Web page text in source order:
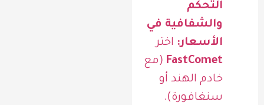
التحكم
والشفافية في
الأسعار: اختر
FastComet (مع
خادم الهند أو
سنغافورة).